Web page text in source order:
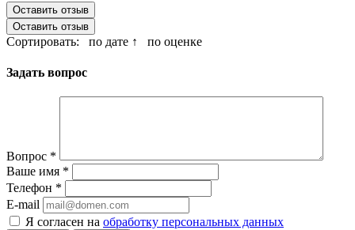
Оставить отзыв
Оставить отзыв
Сортировать: по дате ↑ по оценке
Задать вопрос
Вопрос *
Ваше имя *
Телефон *
E-mail
Я согласен на обработку персональных данных